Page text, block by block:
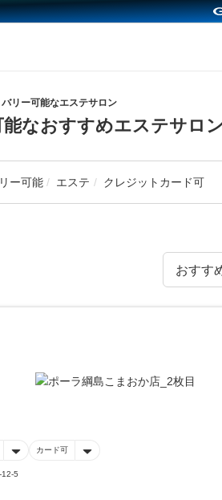
リー可能なエステサロン
能なおすすめエステサロ
ー可能 エステ クレジットカード可
カード可
12-5